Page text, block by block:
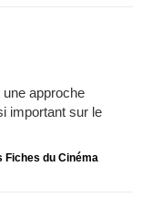
approche
important sur le
Fiches du Cinéma